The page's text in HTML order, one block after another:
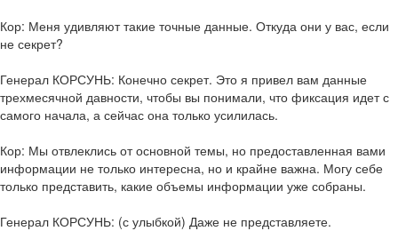
Кор: Меня удивляют такие точные данные. Откуда они у вас, если
не секрет?
Генерал КОРСУНЬ: Конечно секрет. Это я привел вам данные
трехмесячной давности, чтобы вы понимали, что фиксация идет с
самого начала, а сейчас она только усилилась.
Кор: Мы отвлеклись от основной темы, но предоставленная вами
информации не только интересна, но и крайне важна. Могу себе
только представить, какие объемы информации уже собраны.
Генерал КОРСУНЬ: (с улыбкой) Даже не представляете.